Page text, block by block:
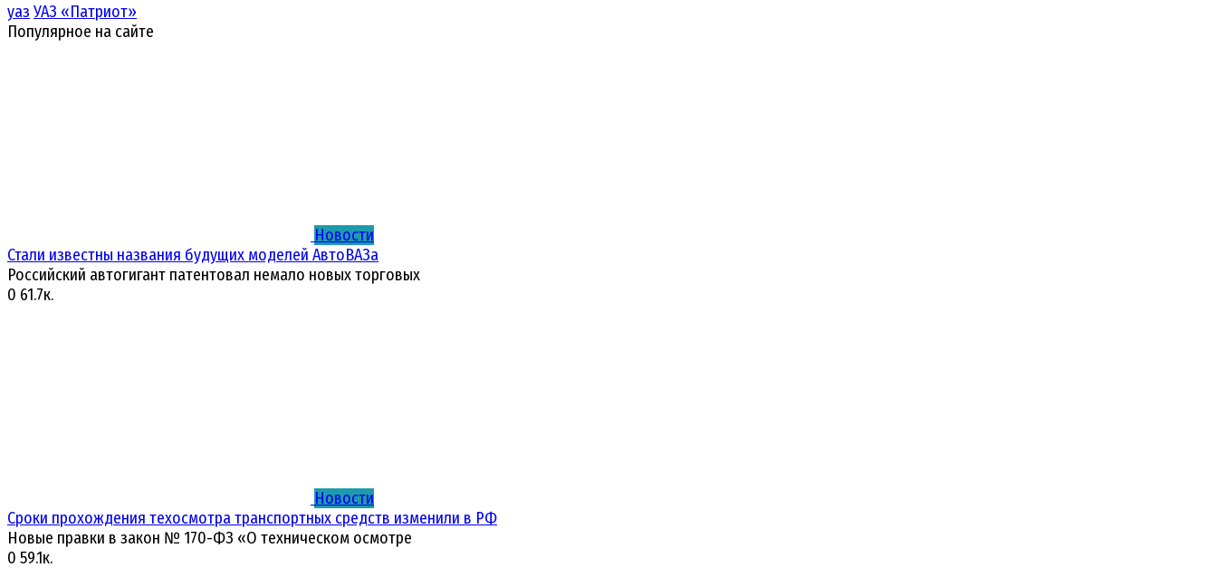
уаз УАЗ «Патриот»
Популярное на сайте
Новости
Стали известны названия будущих моделей АвтоВАЗа
Российский автогигант патентовал немало новых торговых
0 61.7к.
Новости
Сроки прохождения техосмотра транспортных средств изменили в РФ
Новые правки в закон № 170-ФЗ «О техническом осмотре
0 59.1к.